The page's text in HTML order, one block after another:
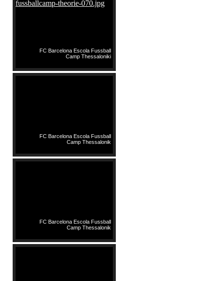
FC Barcelona Escola Fussball
Camp Thessaloniki
FC Barcelona Escola Fussball
Camp Thessalonik
FC Barcelona Escola Fussball
Camp Thessalonik